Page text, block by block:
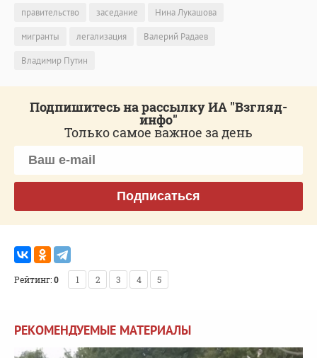
правительство заседание
Нина Лукашова
мигранты
легализация
Валерий Радаев
Владимир Путин
Подпишитесь на рассылку ИА "Взгляд-
инфо"
Только самое важное за день
Подписаться
Рейтинг:0 1 2 3 4 5
РЕКОМЕНДУЕМЫЕ МАТЕРИАЛЫ